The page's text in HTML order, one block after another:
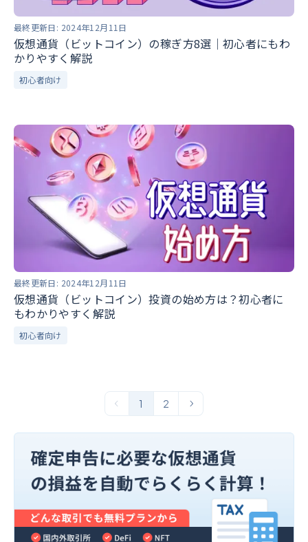
最終更新日: 2024年12月11日
仮想通貨（ビットコイン）の稼ぎ方8選｜初心者にもわ
かりやすく解説
初心者向け
最終更新日: 2024年12月11日
仮想通貨（ビットコイン）投資の始め方は？初心者に
もわかりやすく解説
初心者向け
1 2